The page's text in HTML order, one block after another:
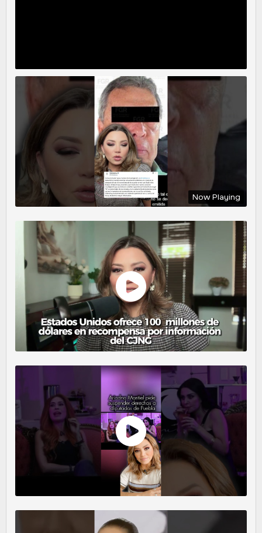
Now Playing